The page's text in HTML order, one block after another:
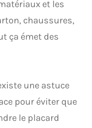
et les
chaussures,
ça émet des
une astuce
pour éviter que
le placard